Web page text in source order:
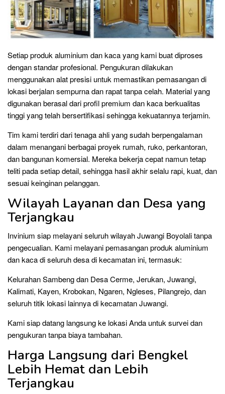
Setiap produk aluminium dan kaca yang kami buat diproses
dengan standar profesional. Pengukuran dilakukan
menggunakan alat presisi untuk memastikan pemasangan di
lokasi berjalan sempurna dan rapat tanpa celah. Material yang
digunakan berasal dari profil premium dan kaca berkualitas
tinggi yang telah bersertifikasi sehingga kekuatannya terjamin.
Tim kami terdiri dari tenaga ahli yang sudah berpengalaman
dalam menangani berbagai proyek rumah, ruko, perkantoran,
dan bangunan komersial. Mereka bekerja cepat namun tetap
teliti pada setiap detail, sehingga hasil akhir selalu rapi, kuat, dan
sesuai keinginan pelanggan.
Wilayah Layanan dan Desa yang
Terjangkau
Invinium siap melayani seluruh wilayah Juwangi Boyolali tanpa
pengecualian. Kami melayani pemasangan produk aluminium
dan kaca di seluruh desa di kecamatan ini, termasuk:
Kelurahan Sambeng dan Desa Cerme, Jerukan, Juwangi,
Kalimati, Kayen, Krobokan, Ngaren, Ngleses, Pilangrejo, dan
seluruh titik lokasi lainnya di kecamatan Juwangi.
Kami siap datang langsung ke lokasi Anda untuk survei dan
pengukuran tanpa biaya tambahan.
Harga Langsung dari Bengkel
Lebih Hemat dan Lebih
Terjangkau